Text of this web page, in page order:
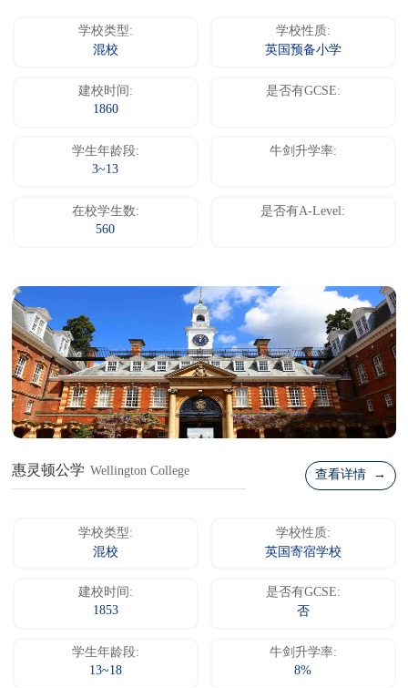
学校类型:
混校
学校性质:
英国预备小学
建校时间:
1860
是否有GCSE:
学生年龄段:
3~13
牛剑升学率:
在校学生数:
560
是否有A-Level:
惠灵顿公学 Wellington College 查看详情 →
学校类型:
混校
学校性质:
英国寄宿学校
建校时间:
1853
是否有GCSE:
否
学生年龄段:
13~18
牛剑升学率:
8%